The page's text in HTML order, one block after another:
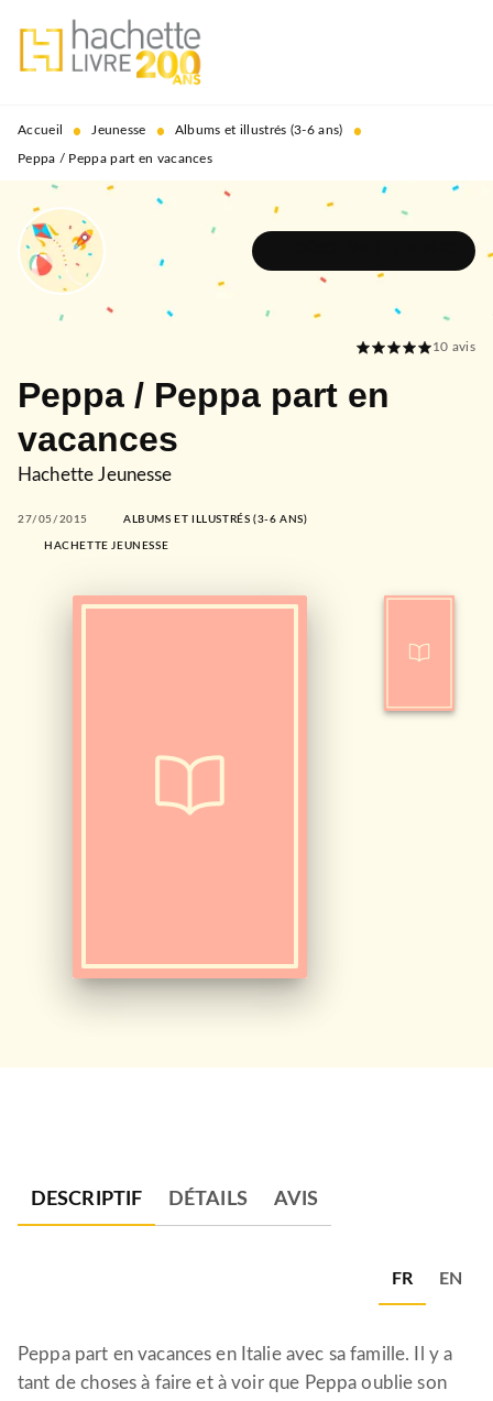
MENU RECHERCHE
PIED DE PAGE
Accueil • Jeunesse • Albums et illustrés (3-6 ans) •
Peppa / Peppa part en vacances
10 avis
Peppa / Peppa part en
vacances
Hachette Jeunesse
27/05/2015 ALBUMS ET ILLUSTRÉS (3-6 ANS)
HACHETTE JEUNESSE
DESCRIPTIF DÉTAILS AVIS
FR EN
Peppa part en vacances en Italie avec sa famille. Il y a
tant de choses à faire et à voir que Peppa oublie son